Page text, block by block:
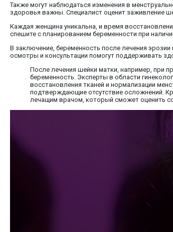
Также могут наблюдаться изменения в
здоровья важны. Специалист оценит заживление
Каждая женщина уникальна, и время
спешите с планированием беременности при
В заключение, беременность после лечения
осмотры и консультации помогут поддерживать
После лечения шейки матки, например, при
беременность. Эксперты в области
восстановления тканей и нормализации
подтверждающие отсутствие осложнений.
лечащим врачом, который сможет оценить